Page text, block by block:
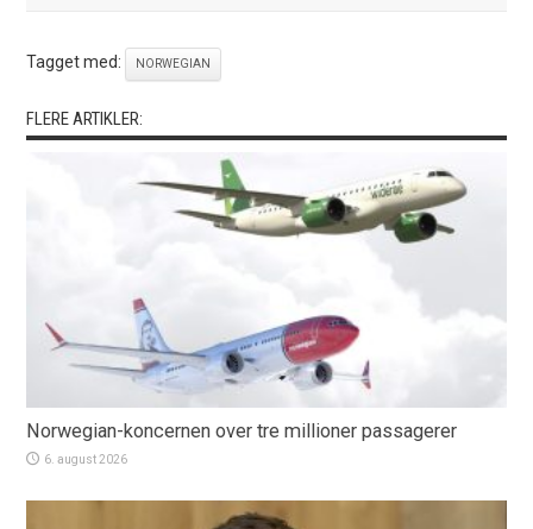
Tagget med: NORWEGIAN
FLERE ARTIKLER:
Norwegian-koncernen over tre millioner passagerer
6. august 2026